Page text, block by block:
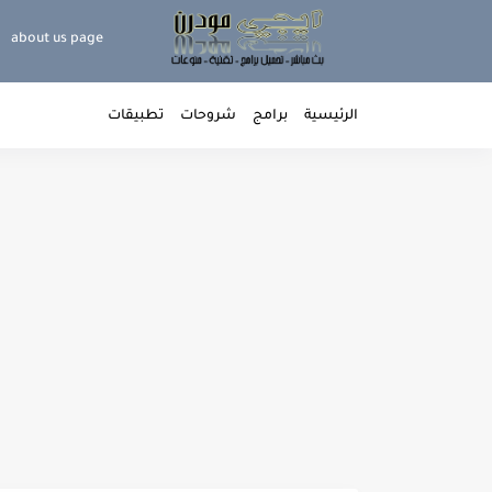
about us page
الرئيسية برامج شروحات تطبيقات